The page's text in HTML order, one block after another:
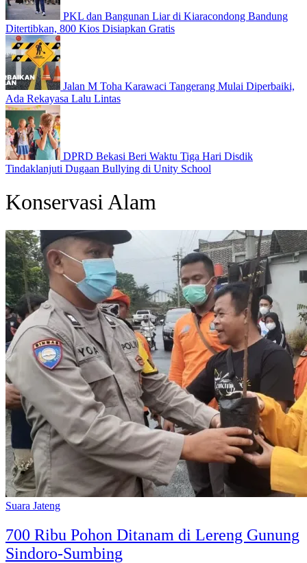
PKL dan Bangunan Liar di Kiaracondong Bandung
Ditertibkan, 800 Kios Disiapkan Gratis
Jalan M Toha Karawaci Tangerang Mulai Diperbaiki,
Ada Rekayasa Lalu Lintas
DPRD Bekasi Beri Waktu Tiga Hari Disdik
Tindaklanjuti Dugaan Bullying di Unity School
Konservasi Alam
Suara Jateng
700 Ribu Pohon Ditanam di Lereng Gunung
Sindoro-Sumbing